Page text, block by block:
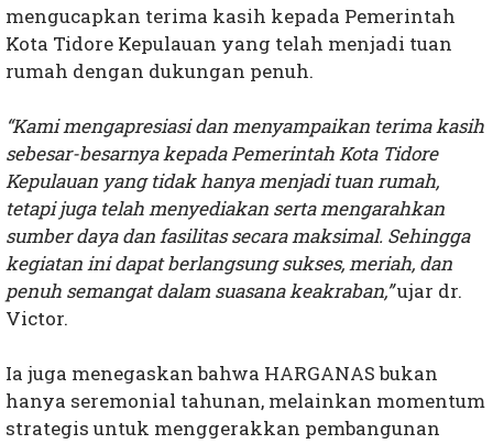
mengucapkan terima kasih kepada Pemerintah
Kota Tidore Kepulauan yang telah menjadi tuan
rumah dengan dukungan penuh.
“Kami mengapresiasi dan menyampaikan terima kasih
sebesar-besarnya kepada Pemerintah Kota Tidore
Kepulauan yang tidak hanya menjadi tuan rumah,
tetapi juga telah menyediakan serta mengarahkan
sumber daya dan fasilitas secara maksimal. Sehingga
kegiatan ini dapat berlangsung sukses, meriah, dan
penuh semangat dalam suasana keakraban,”ujar dr.
Victor.
Ia juga menegaskan bahwa HARGANAS bukan
hanya seremonial tahunan, melainkan momentum
strategis untuk menggerakkan pembangunan